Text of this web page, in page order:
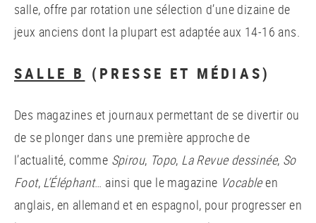
salle, offre par rotation une sélection d’une dizaine de
jeux anciens dont la plupart est adaptée aux 14-16 ans.
SALLE B (PRESSE ET MÉDIAS)
Des magazines et journaux permettant de se divertir ou
de se plonger dans une première approche de
l’actualité, comme Spirou, Topo, La Revue dessinée, So
Foot, L’Éléphant… ainsi que le magazine Vocableen
anglais, en allemand et en espagnol, pour progresser en